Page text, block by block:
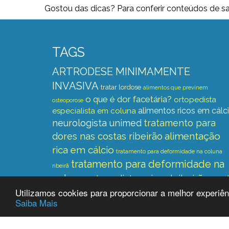
Utilizamos cookies para proporcionar a melhor
Saiba Mais
Gostou das dicas? Para conferir conteúdos de
TAGS
ARTRODESE MINIMAMENTE
INVASIVA tratar lordose alimentos que previnem
osteoporose o que é dor facetária? ortopedista
especialista em coluna alimentos ricos em
neurologista unimed tratamento para
dores nas costas ribeirão alimentação
rica em cálcio tratamento para deformidade na coluna
ribeirã tratamento para deformidade na
colunaortopedista unimed ribeirão